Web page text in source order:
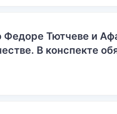
Федоре Тютчеве и
В конспекте